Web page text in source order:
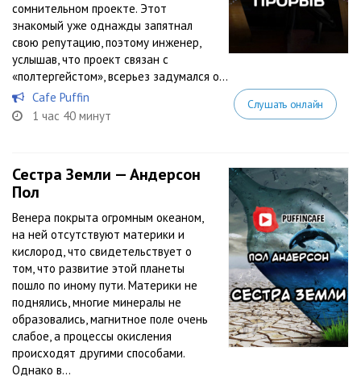
сомнительном проекте. Этот
знакомый уже однажды запятнал
свою репутацию, поэтому инженер,
услышав, что проект связан с
«полтергейстом», всерьез задумался о...
Cafe Puffin
1 час 40 минут
Слушать онлайн
Сестра Земли — Андерсон
Пол
Венера покрыта огромным океаном,
на ней отсутствуют материки и
кислород, что свидетельствует о
том, что развитие этой планеты
пошло по иному пути. Материки не
поднялись, многие минералы не
образовались, магнитное поле очень
слабое, а процессы окисления
происходят другими способами.
Однако в...